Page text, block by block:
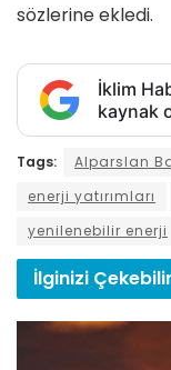
sözlerine ekledi.
İklim
kaynak
Tags: Alparslan
enerji yatırımları
yenilenebilir enerji
İlginizi Çekebilir